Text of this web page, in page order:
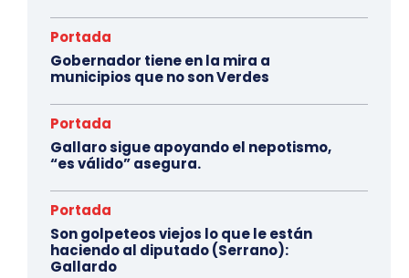
Portada
Gobernador tiene en la mira a
municipios que no son Verdes
Portada
Gallaro sigue apoyando el nepotismo,
“es válido” asegura.
Portada
Son golpeteos viejos lo que le están
haciendo al diputado (Serrano):
Gallardo